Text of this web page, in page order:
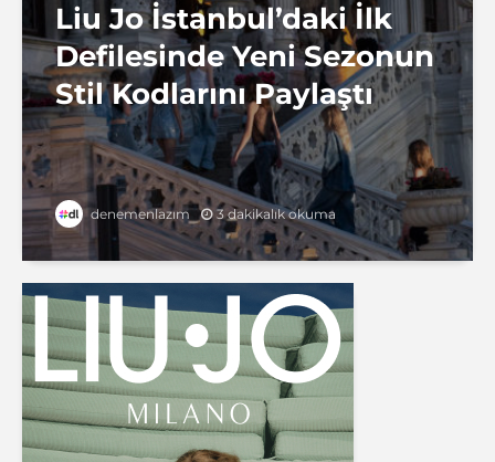
Liu Jo İstanbul’daki İlk
Defilesinde Yeni Sezonun
Stil Kodlarını Paylaştı
denemenlazım 3 dakikalık okuma